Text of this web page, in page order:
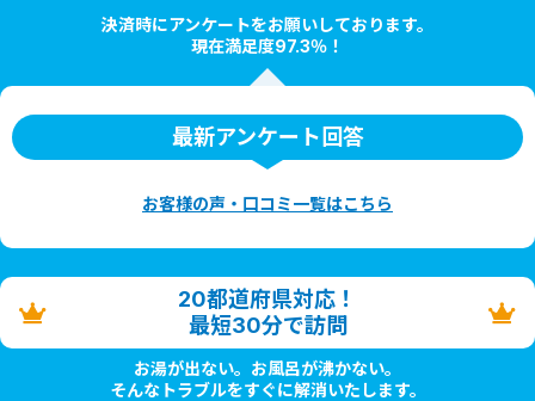
決済時にアンケートをお願いしております。
現在満足度97.3％！
最新アンケート回答
お客様の声・口コミ一覧はこちら
20都道府県対応！
最短30分で訪問
お湯が出ない。お風呂が沸かない。
そんなトラブルをすぐに解消いたします。